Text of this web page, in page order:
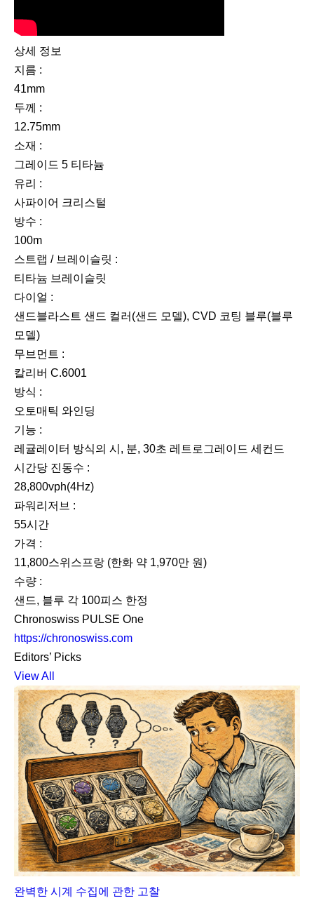
상세 정보
지름 :
41mm
두께 :
12.75mm
소재 :
그레이드 5 티타늄
유리 :
사파이어 크리스털
방수 :
100m
스트랩 / 브레이슬릿 :
티타늄 브레이슬릿
다이얼 :
샌드블라스트 샌드 컬러(샌드 모델), CVD 코팅 블루(블루
모델)
무브먼트 :
칼리버 C.6001
방식 :
오토매틱 와인딩
기능 :
레귤레이터 방식의 시, 분, 30초 레트로그레이드 세컨드
시간당 진동수 :
28,800vph(4Hz)
파워리저브 :
55시간
가격 :
11,800스위스프랑 (한화 약 1,970만 원)
수량 :
샌드, 블루 각 100피스 한정
Chronoswiss PULSE One
https://chronoswiss.com
Editors’ Picks
View All
완벽한 시계 수집에 관한 고찰